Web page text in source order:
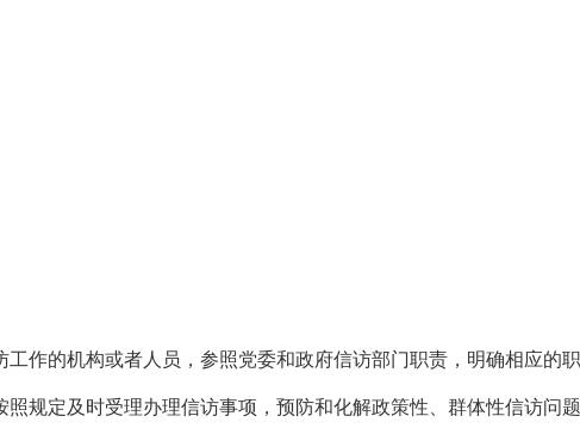
作的机构或者人员，参照党委和政府信访部门职责，明确相应的职
定及时受理办理信访事项，预防和化解政策性、群体性信访问